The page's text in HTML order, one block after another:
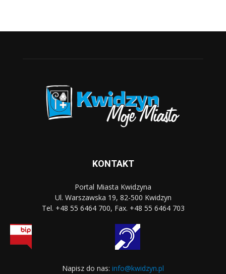
KONTAKT
Portal Miasta Kwidzyna
Ul. Warszawska 19, 82-500 Kwidzyn
Tel. +48 55 6464 700, Fax. +48 55 6464 703
Napisz do nas: info@kwidzyn.pl